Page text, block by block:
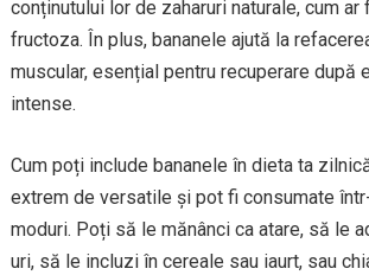
conținutului lor de zaharuri naturale, cum ar
fructoza. În plus, bananele ajută la
muscular, esențial pentru recuperare după
intense.
Cum poți include bananele în dieta ta
extrem de versatile și pot fi consumate
moduri. Poți să le mănânci ca atare, să le
uri, să le incluzi în cereale sau iaurt, sau